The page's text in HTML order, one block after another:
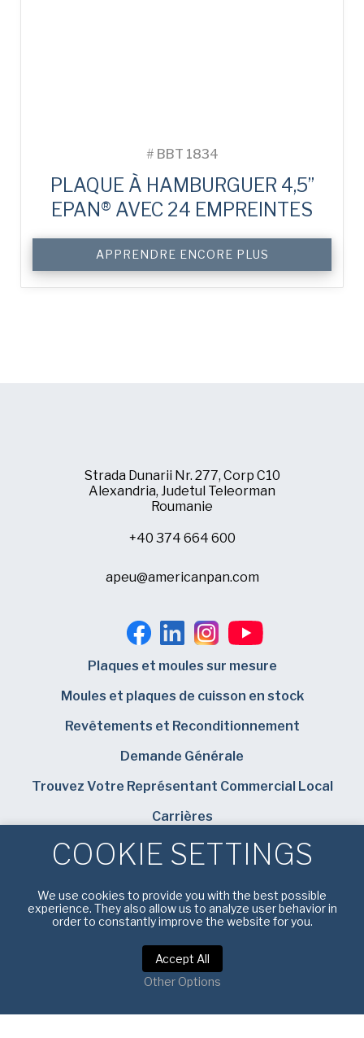
# BBT 1834
PLAQUE À HAMBURGUER 4,5”
EPAN® AVEC 24 EMPREINTES
APPRENDRE ENCORE PLUS
Strada Dunarii Nr. 277, Corp C10
Alexandria, Judetul Teleorman
Roumanie
+40 374 664 600
apeu@americanpan.com
Plaques et moules sur mesure
Moules et plaques de cuisson en stock
Revêtements et Reconditionnement
Demande Générale
Trouvez Votre Représentant Commercial Local
Carrières
Bundy Baking Solutions
Politique de confidentialité|Conditions d’utilisation
réservés.
COOKIE SETTINGS
We use cookies to provide you with the best possible
experience. They also allow us to analyze user behavior in
order to constantly improve the website for you.
Accept All
Other Options